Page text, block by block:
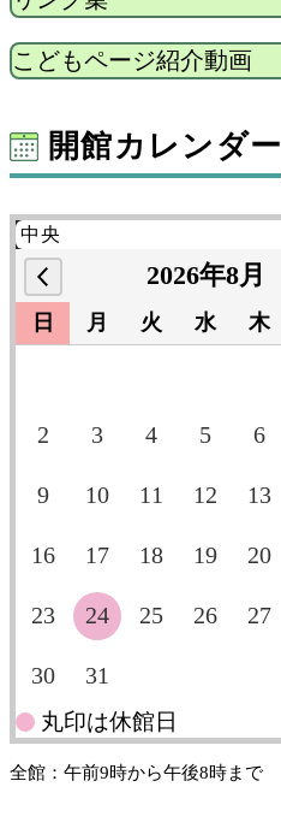
こどもページ紹介動画
開館カレンダー
2026年8月
日 月 火 水 木
2 3 4 5 6
9 10 11 12 13
16 17 18 19 20
23 24 25 26 27
30 31
丸印は休館日
全館：午前9時から午後8時まで